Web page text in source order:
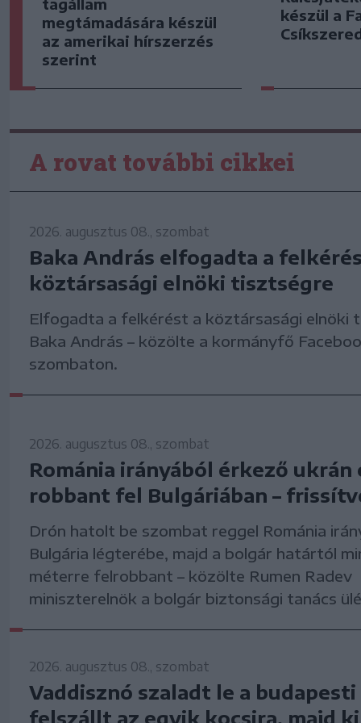
megtámadására készül
az amerikai hírszerzés
szerint
készül a
A rovat további cikkei
2026. augusztus 08., szombat
Baka András elfogadta a
köztársasági elnöki tisztségre
Elfogadta a felkérést a köztársasági elnöki
Baka András – közölte a kormányfő
szombaton.
2026. augusztus 08., szombat
Románia irányából érkező ukrán
robbant fel Bulgáriában –
Drón hatolt be szombat reggel Románia
Bulgária légterébe, majd a bolgár határtól
méterre felrobbant – közölte Rumen Radev
miniszterelnök a bolgár biztonsági tanács
2026. augusztus 08., szombat
Vaddisznó szaladt le a
felszállt az egyik kocsira, majd